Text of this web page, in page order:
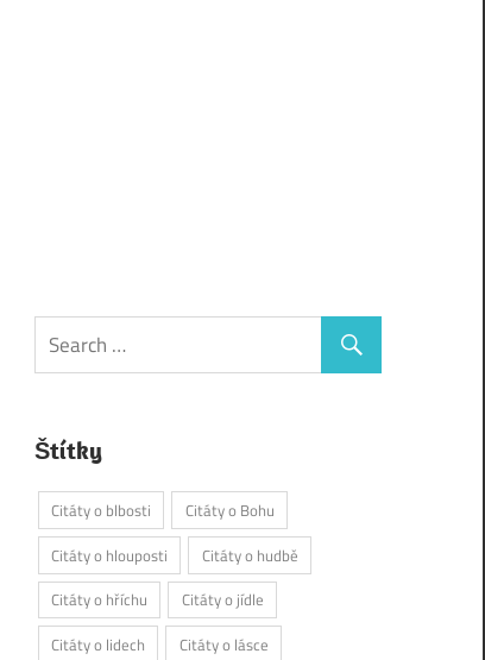
Štítky
Citáty o blbosti
Citáty o Bohu
Citáty o hlouposti
Citáty o hudbě
Citáty o hříchu
Citáty o jídle
Citáty o lidech
Citáty o lásce